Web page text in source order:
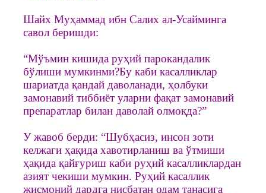
Шайх Муҳаммад ибн Салих ал-Усайминга
савол беришди:
“Мўъмин кишида руҳий парокандалик
бўлиши мумкинми?Бу каби касалликлар
шариатда қандай даволанади, ҳолбуки
замонавий тиббиёт уларни фақат замонавий
препаратлар билан даволай олмоқда?”
У жавоб берди: “Шубҳасиз, инсон зоти
келжаги ҳақида хавотирланиш ва ўтмиши
ҳақида қайғуриш каби руҳий касалликлардан
азият чекиши мумкин. Руҳий касаллик
жисмоний дардга нисбатан одам танасига